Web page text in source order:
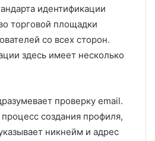
идентификации
торговой площадки
со всех сторон.
здесь имеет несколько
проверку email.
создания профиля,
никнейм и адрес